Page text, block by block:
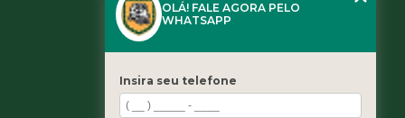
(11) 3461-5871
contato@leaoservicos.com.br
OLÁ! FALE AGORA PELO
WHATSAPP
Insira seu telefone